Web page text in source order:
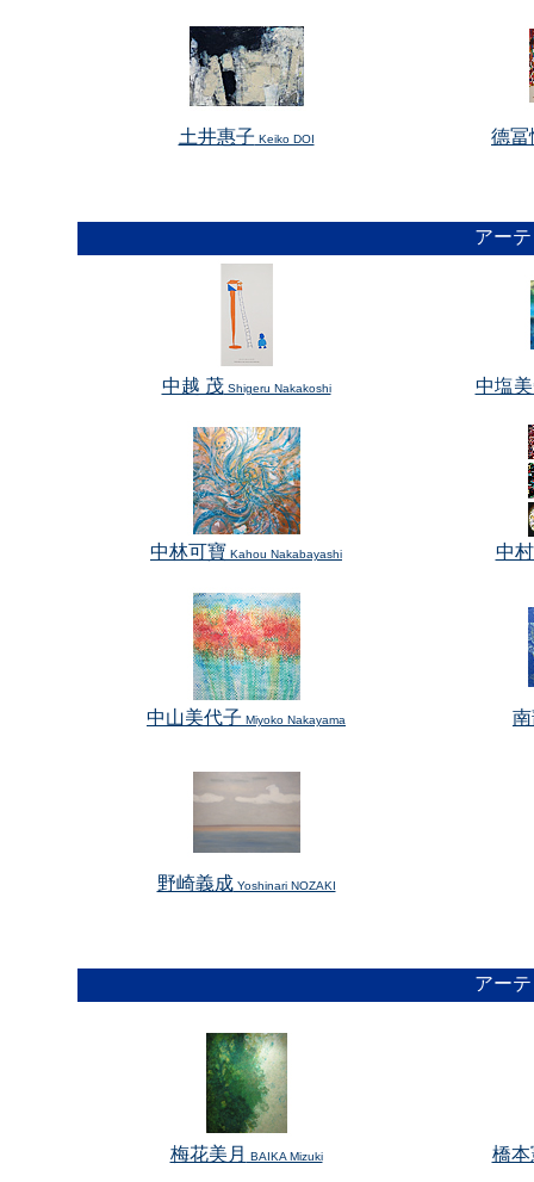
土井惠子 Keiko DOI 德冨
アー
中越 茂Shigeru Nakakoshi 中塩
中林可寶 Kahou Nakabayashi 中
中山美代子 Miyoko Nakayama
野崎義成Yoshinari NOZAKI
アー
梅花美月 BAIKA Mizuki 橋本